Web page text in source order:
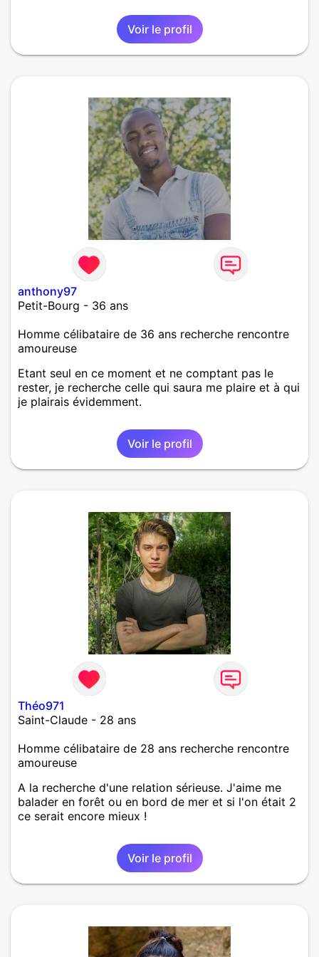
Voir le profil
anthony97
Petit-Bourg - 36 ans
Homme célibataire de 36 ans recherche rencontre
amoureuse
Etant seul en ce moment et ne comptant pas le
rester, je recherche celle qui saura me plaire et à qui
je plairais évidemment.
Voir le profil
Théo971
Saint-Claude - 28 ans
Homme célibataire de 28 ans recherche rencontre
amoureuse
A la recherche d'une relation sérieuse. J'aime me
balader en forêt ou en bord de mer et si l'on était 2
ce serait encore mieux !
Voir le profil